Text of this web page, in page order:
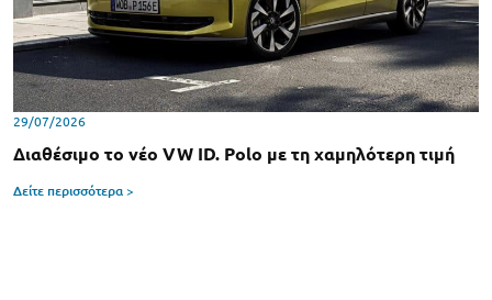
29/07/2026
Διαθέσιμο το νέο VW ID. Polo με τη χαμηλότερη τιμή
Δείτε περισσότερα >